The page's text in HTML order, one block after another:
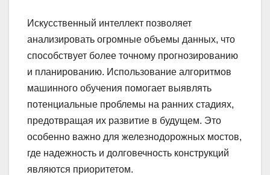
Искусственный интеллект позволяет
анализировать огромные объемы данных, что
способствует более точному прогнозированию
и планированию. Использование алгоритмов
машинного обучения помогает выявлять
потенциальные проблемы на ранних стадиях,
предотвращая их развитие в будущем. Это
особенно важно для железнодорожных мостов,
где надежность и долговечность конструкций
являются приоритетом.